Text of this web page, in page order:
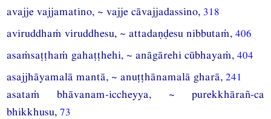
avajje vajjamatino, ~ vajje cāvajjadassino, 318
aviruddhaṁ viruddhesu, ~ attadaṇḍesu nibbutaṁ,406
asaṁsaṭṭhaṁ gahaṭṭhehi, ~ anāgārehi cūbhayaṁ,404
asajjhāyamalā mantā, ~ anuṭṭhānamalā gharā,241
asataṁ bhāvanam-iccheyya, ~ purekkhārañ-ca
bhikkhusu,73